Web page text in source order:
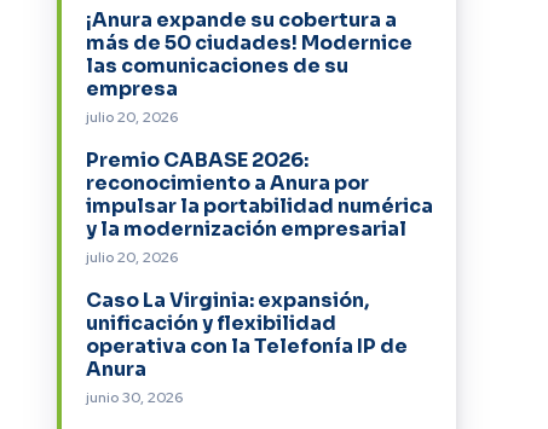
¡Anura expande su cobertura a
más de 50 ciudades! Modernice
las comunicaciones de su
empresa
julio 20, 2026
Premio CABASE 2026:
reconocimiento a Anura por
impulsar la portabilidad numérica
y la modernización empresarial
julio 20, 2026
Caso La Virginia: expansión,
unificación y flexibilidad
operativa con la Telefonía IP de
Anura
junio 30, 2026